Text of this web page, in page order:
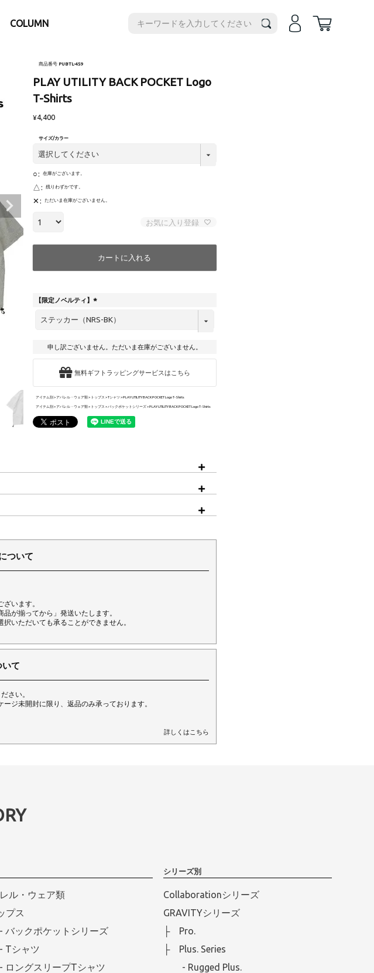
レル・ウェア類
クポケットシリーズ
ングスリープTシャツ
ウェット
ウター
グパンツ
ーツ
他
チャー
iPhone17e
iPhone16e
iPhone15Plus
iPhone14Pro
COLUMN
商品番号 PUBTL-459
PLAY UTILITY BACK POCKET Logo
T-Shirts
¥4,400
サイズ/カラー
○ 在庫がございます。
△ 残りわずかです。
✕ ただいま在庫がございません。
お気に入り登録
カートに入れる
【限定ノベルティ】
必
申し訳ございません。ただいま在庫がございません。
無料ギフトラッピングサービスはこちら
アイテム別 アパレル・ウェア類 トップス Tシャツ PLAY UTILITY BACK POCKET Logo T-Shirts
アイテム別 アパレル・ウェア類 トップス バックポケットシリーズ PLAY UTILITY BACK POCKET Logo T-Shirts
ついて
います。
が揃ってから」発送いたします。
いただいても承ることができません。
いて
さい。
ジ未開封に限り、返品のみ承っております。
詳しくはこちら
ル・ウェア類
プス
ックポケットシリーズ
ャツ
ングスリープTシャツ
シリーズ別
Collaborationシリーズ
GRAVITYシリーズ
├ Pro.
├ Plus. Series
- Rugged Plus.